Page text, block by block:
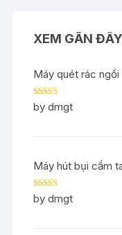
XEM GẦN ĐÂY
Máy quét rác ngồi
Rated5out
of 5
by dmgt
Máy hút bụi cầm
Rated5out
of 5
by dmgt